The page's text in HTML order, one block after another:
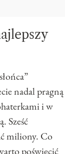
nadal pragną
i w
Sześć
miliony. Co
poświęcić